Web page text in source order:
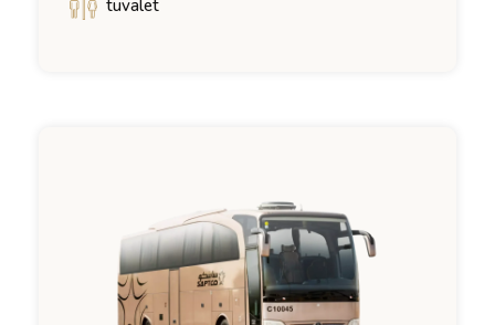
tuvalet